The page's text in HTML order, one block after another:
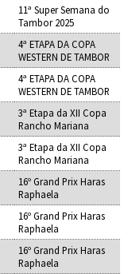
11ª Super Semana do
Tambor 2025
4ª ETAPA DA COPA
WESTERN DE TAMBOR
4ª ETAPA DA COPA
WESTERN DE TAMBOR
3ª Etapa da XII Copa
Rancho Mariana
3ª Etapa da XII Copa
Rancho Mariana
16º Grand Prix Haras
Raphaela
16º Grand Prix Haras
Raphaela
16º Grand Prix Haras
Raphaela